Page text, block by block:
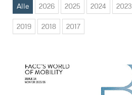
Management
Technologien & Produkte
Unternehmen
Markenauftritt
Alle 2026 2025 2024 2023
2019 2018 2017